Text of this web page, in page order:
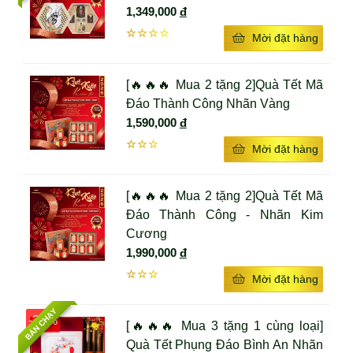
Yến Đông Trùng Hạ Thảo giúp tăng cường sinh
lực, phục hồi sức khỏe.
Giúp da sáng, tăng sức đàn hồi.
Tăng cường sinh lý, điều trị yếu sinh lý cho nam
giới.
Giảm lượng cholesterol trong máu, giúp ổn định
huyết áp cho người bị cao huyết áp.
Tăng khả năng miễn dịch cao, nâng cao sức đề
kháng của cơ thể.
Tốt cho người bị bệnh mới ốm dậy hoặc những
người vừa mới phẫu thuật xong.
Giúp tinh thần luôn thoải mái, minh mẫn, làm
1,349,000 đ
☆☆☆☆ Mời đặt hàng
[🔥🔥🔥 Mua 2 tặng 2]Quà Tết Mã
Đáo Thành Công Nhãn Vàng
1,590,000 đ
☆☆☆ Mời đặt hàng
[🔥🔥🔥 Mua 2 tặng 2]Quà Tết Mã
Đáo Thành Công - Nhãn Kim
Cương
1,990,000 đ
☆☆☆ Mời đặt hàng
[🔥🔥🔥 Mua 3 tặng 1 cùng loại]
Quà Tết Phụng Đáo Bình An Nhãn
BÁN CHẠY
-20%